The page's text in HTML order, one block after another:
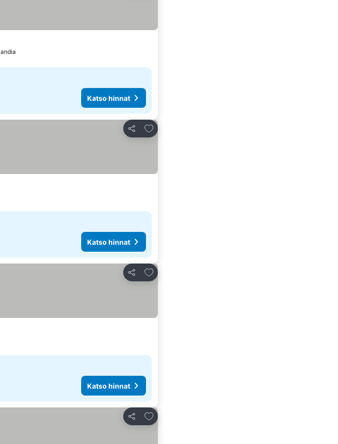
Katso hinnat
Jaa
Lisää suosikkeihin
Katso hinnat
Jaa
Lisää suosikkeihin
Katso hinnat
Jaa
Lisää suosikkeihin